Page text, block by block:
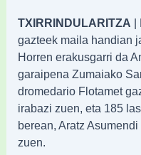
TXIRRINDULARITZA |
gazteek maila handian
Horren erakusgarri da
garaipena Zumaiako
dromedario Flotamet
irabazi zuen, eta 185
berean, Aratz
zuen.